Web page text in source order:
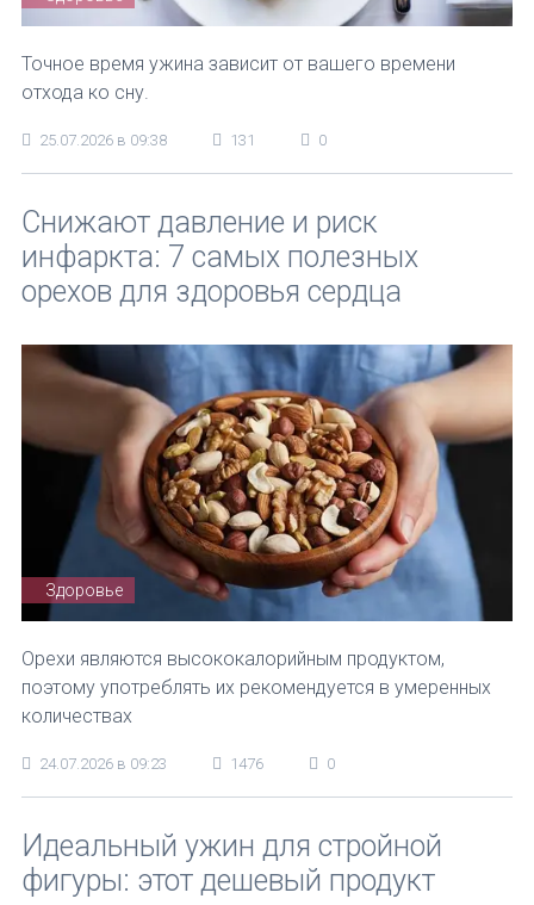
Точное время ужина зависит от вашего времени
отхода ко сну.
25.07.2026 в 09:38 131 0
Снижают давление и риск
инфаркта: 7 самых полезных
орехов для здоровья сердца
Здоровье
Орехи являются высококалорийным продуктом,
поэтому употреблять их рекомендуется в умеренных
количествах
24.07.2026 в 09:23 1476 0
Идеальный ужин для стройной
фигуры: этот дешевый продукт